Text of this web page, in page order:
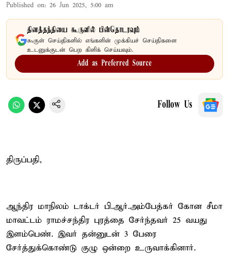
Published on: 26 Jun 2025, 5:00 am
தினத்தந்தியை கூகுளில் பின்தொடரவும்
கூகுள் செய்திகளில் எங்களின் முக்கியச் செய்திகளை
உடனுக்குடன் பெற கிளிக் செய்யவும்.
Add as Preferred Source
Follow Us
திருப்பதி,
ஆந்திர மாநிலம் டாக்டர் பி.ஆர்.அம்பேத்கர் கோன சீமா
மாவட்டம் ராமச்சந்திர புரத்தை சேர்ந்தவர் 25 வயது
இளம்பெண். இவர் தன்னுடன் 3 பேரை
சேர்த்துக்கொண்டு குழு ஒன்றை உருவாக்கினார்.